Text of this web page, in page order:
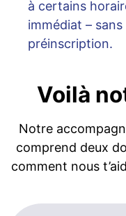
à certains
immédiat –
préinscription.
Voilà
Notre
comprend deux
comment nous